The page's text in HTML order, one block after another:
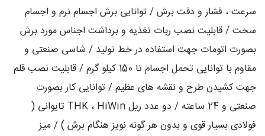
سرعت ، فشار و دقت برش / توانایی برش اجسام نرم و اجسام
سخت / قابلیت نصب ربات تغذیه و برداشت اجناس مورد برش
بصورت اتومات جهت استفاده در خط تولید / شاسی صنعتی و
مقاوم با توانایی تحمل اجسام تا 150 کیلو گرم / قابلیت نصب قلم
جهت کشیدن طرح و نقشه های عظیم / توانایی کار بصورت
صنعتی و 24 ساعته / دو عدد ریل THK ، HiWin تایوانی (
فولادی بسیار قوی و بدون هر گونه نویز هنگام برش ) / میز